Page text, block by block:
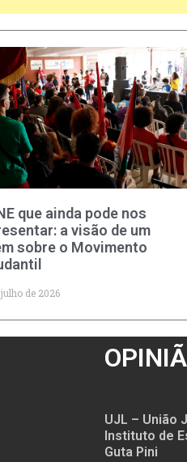
que ainda pode nos
a visão de um
sobre o Movimento
de 2026
UJL – União
Instituto de
Guta Pini